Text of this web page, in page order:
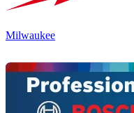
Milwaukee